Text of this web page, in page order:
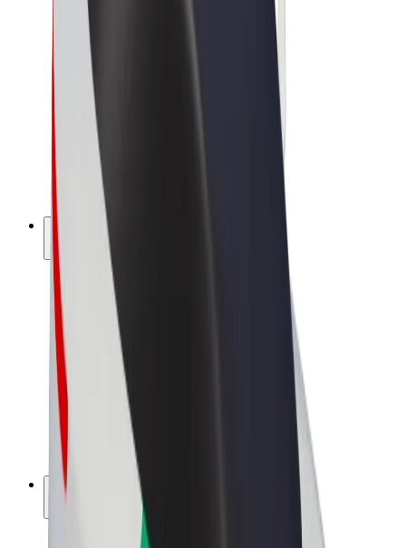
Koloběžky
Bolt Market
Bolt Food
Bolt Drive
Bolt for Business
E-kola
Bolt Plus
Vydělávejte s Boltem
Řidiči
Výdělky řidiče
Výdělky kurýra
Partneři Bolt Food
Společnost